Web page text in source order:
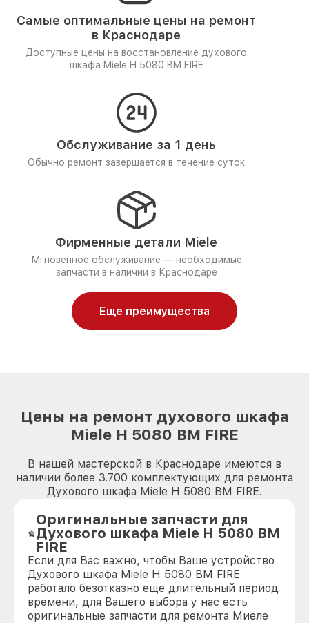
Самые оптимальные цены на ремонт
в Краснодаре
Доступные цены на восстановление духового
шкафа Miele H 5080 BM FIRE
Обслуживание за 1 день
Обычно ремонт завершается в течение суток
Фирменные детали Miele
Мгновенное обслуживание — необходимые
запчасти в наличии в Краснодаре
Еще преимущества
Цены на ремонт духового шкафа
Miele H 5080 BM FIRE
В нашей мастерской в Краснодаре имеются в
наличии более 3.700 комплектующих для ремонта
Духового шкафа Miele H 5080 BM FIRE.
Оригинальные запчасти для
Духового шкафа Miele H 5080 BM
FIRE
Если для Вас важно, чтобы Ваше устройство
Духового шкафа Miele H 5080 BM FIRE
работало безотказно еще длительный период
времени, для Вашего выбора у нас есть
оригинальные запчасти для ремонта Миеле